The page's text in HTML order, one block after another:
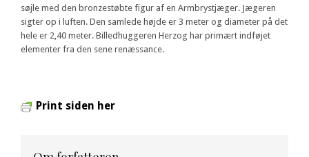
søjle med den bronzestøbte figur af en Armbrystjæger. Jægeren
sigter op i luften. Den samlede højde er 3 meter og diameter på det
hele er 2,40 meter. Billedhuggeren Herzog har primært indføjet
elementer fra den sene renæssance.
Print siden her